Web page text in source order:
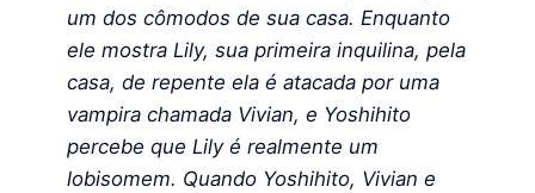
um dos cômodos de sua casa. Enquanto
ele mostra Lily, sua primeira inquilina, pela
casa, de repente ela é atacada por uma
vampira chamada Vivian, e Yoshihito
percebe que Lily é realmente um
lobisomem. Quando Yoshihito, Vivian e